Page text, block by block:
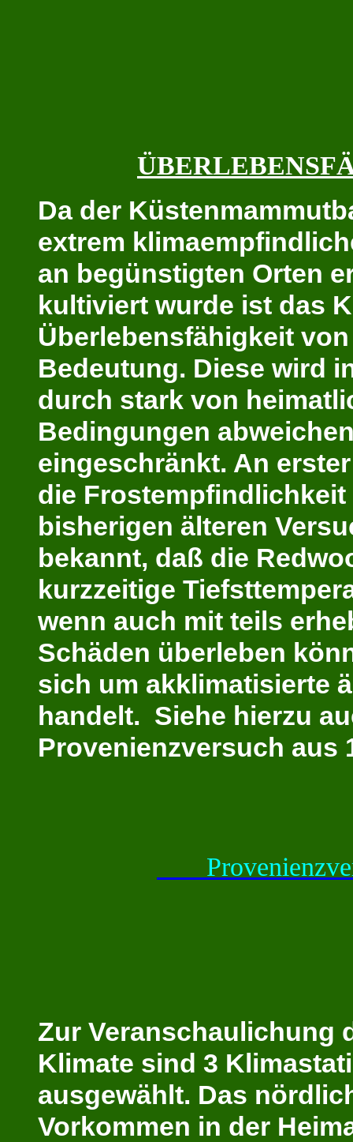
Da der
extrem
an begünstigten Orten
kultiviert wurde ist das
Überlebensfähigkeit
Bedeutung. Diese wird
durch stark von
Bedingungen
eingeschränkt. An
die Frostempfindlichkeit
bisherigen älteren
bekannt, daß die
kurzzeitige
wenn auch mit teils
Schäden überleben
sich um akklimatisierte
handelt. Siehe hierzu
Provenienzversuch aus
Zur Veranschaulichung
Klimate sind 3
ausgewählt. Das
Vorkommen in der